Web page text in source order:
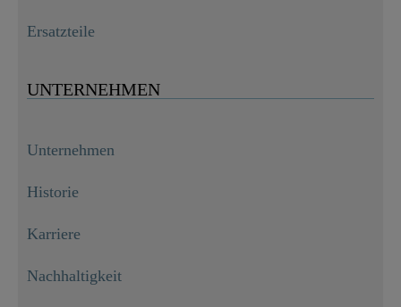
Ersatzteile
UNTERNEHMEN
Unternehmen
Historie
Karriere
Nachhaltigkeit